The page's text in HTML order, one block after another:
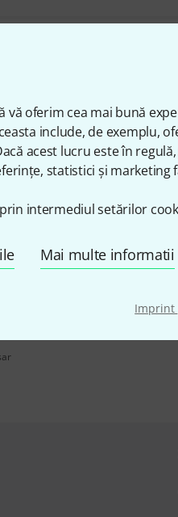
oferim cea mai bună
include, de exemplu,
acest lucru este în
statistici și marketing
intermediul setărilor
Mai multe informatii
Imprint
și feedback
de email*
clic pe „Înscrie-te acum”, sunteți de
Puteți găsi informații suplimentare